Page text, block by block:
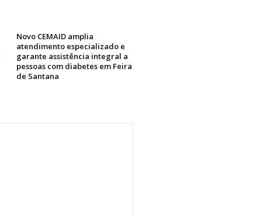
Novo CEMAID amplia
atendimento especializado e
garante assistência integral a
pessoas com diabetes em Feira
de Santana